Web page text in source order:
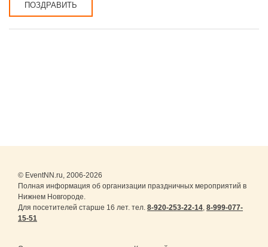
ПОЗДРАВИТЬ
© EventNN.ru, 2006-2026
Полная информация об организации праздничных мероприятий в
Нижнем Новгороде.
Для посетителей старше 16 лет. тел. 8-920-253-22-14, 8-999-077-
15-51